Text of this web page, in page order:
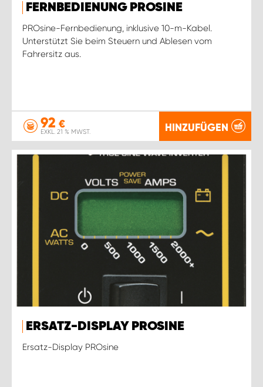
FERNBEDIENUNG PROSINE
PROsine-Fernbedienung, inklusive 10-m-Kabel.
Unterstützt Sie beim Steuern und Ablesen vom
Fahrersitz aus.
92 €
EXKL. 21 % MWST. HINZUFÜGEN
ERSATZ-DISPLAY PROSINE
Ersatz-Display PROsine